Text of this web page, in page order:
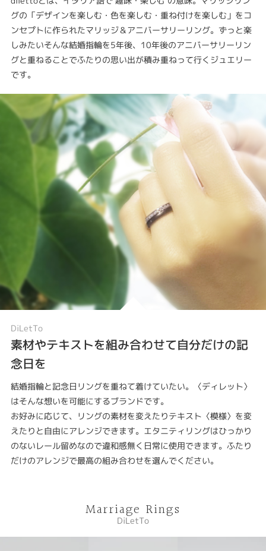
グの「デザインを楽しむ・色を楽しむ・重ね付けを楽しむ」をコ
ンセプトに作られたマリッジ＆アニバーサリーリング。ずっと楽
しみたいそんな結婚指輪を5年後、10年後のアニバーサリーリン
グと重ねることでふたりの思い出が積み重ねって行くジュエリー
です。
DiLetTo
素材やテキストを組み合わせて自分だけの記
念日を
結婚指輪と記念日リングを重ねて着けていたい。〈ディレット〉
はそんな想いを可能にするブランドです。
お好みに応じて、リングの素材を変えたりテキスト〈模様〉を変
えたりと自由にアレンジできます。エタニティリングはひっかり
のないレール留めなので違和感無く日常に使用できます。ふたり
だけのアレンジで最高の組み合わせを選んでください。
Marriage Rings
DiLetTo